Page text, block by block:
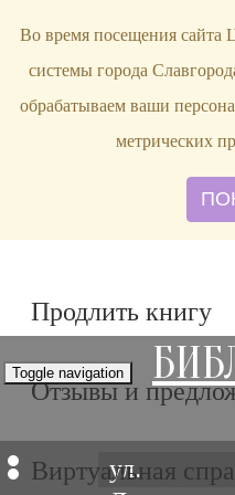
bibl-serv@mail.ru
Продлить книгу
Отзывы и
Виртуальная
ул.
Toggle navigation
Во время посещения сайта
системы города
обрабатываем ваши
метрических